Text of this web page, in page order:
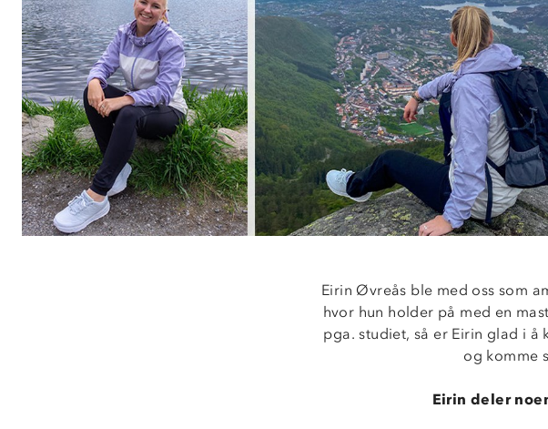
Eirin Øvreås ble med oss som
hvor hun holder på med en
pga. studiet, så er Eirin glad i å
og komme
Eirin deler